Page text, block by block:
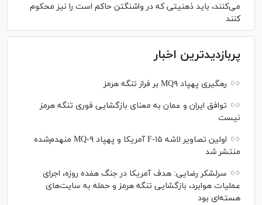
می‌کنند، باید ذهنیتی که در واشنگتن حاکم است را نیز محکوم
کنند
پربازدیدترین اخبار
رهگیری پهپاد MQ۹ بر فراز تنگه هرمز
توافق ایران و عمان به معنای بازگشایی فوری تنگه هرمز
نیست
اولین تصاویر لاشه F-۱۵ آمریکا و پهپاد MQ-۹ منهدم‌شده
منتشر شد
سرلشکر رضایی: هدف آمریکا در جنگ هفده روزه، اجرای
عملیات هوابرد، بازگشایی تنگه هرمز و حمله به سایت‌های
هسته‌ای بود